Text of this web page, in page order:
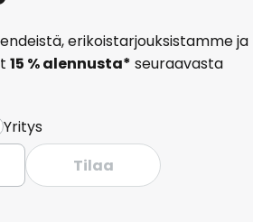
erikoistarjouksistamme ja
15 % alennusta* seuraavasta
Yritys
Tilaa